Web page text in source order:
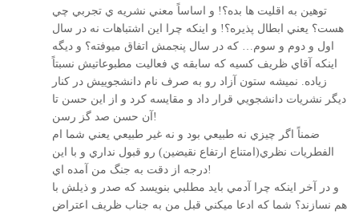
توهين به اقليت ها بده؟! و اساساً معني نشريه ي تجربي چي
هست؟ يعني ابطال پذيره؟! و اينكه چرا اين اشتباهات نه در سال
اول و دوم و سوم… كه در سال پنجمش اتفاق ميوفته؟ و ديگه
اينكه آقاي ظريف كسيه كه سابقه ي فعاليت مطبوعاتيش نسبتاً
زياده. نميشه ستون آزاد رو به صرف نام دانشجوييش در كنار
ديگر نشريات دانشجويي قرار داد و مقايسه كرد و از اين حسن تا
آن حسن صد گز رسن!
ضمناً اگر چيزي نه طبيعي بود و نه غير طبيعي يعني شما ام
الفطريات نظري(امتناع ارتفاع نقيضين) رو قبول نداري و با اين
درجه از دقت به جنگ من آمده اي!
و در آخر اينكه چرا آدمي بايد مطلبي بنويسد كه صدر و ذيلش با
هم نسازند؟ شما كه ادعا ميكني قبل من به جناب ظريف اعتراض